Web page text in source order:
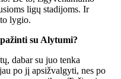
ligų stadijoms. Ir
lygio.
su Alytumi?
dabar su juo tenka
po jį apsižvalgyti, nes po